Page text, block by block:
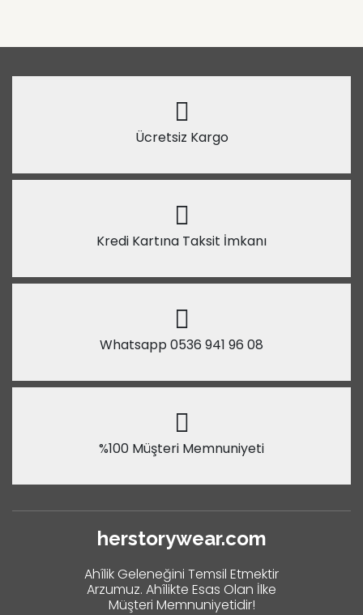
Ücretsiz Kargo
Kredi Kartına Taksit İmkanı
Whatsapp 0536 941 96 08
%100 Müşteri Memnuniyeti
herstorywear.com
Ahîlik Geleneğini Temsil Etmektir
Arzumuz. Ahîlikte Esas Olan İlke
Müşteri Memnuniyetidir!